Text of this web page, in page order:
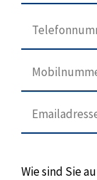
Wie sind Sie